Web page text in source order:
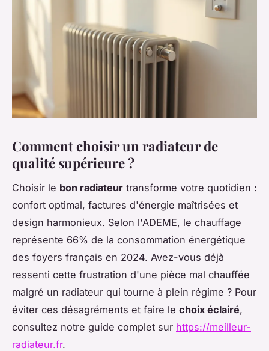
Comment choisir un radiateur de
qualité supérieure ?
Choisir le bon radiateur transforme votre quotidien :
confort optimal, factures d'énergie maîtrisées et
design harmonieux. Selon l'ADEME, le chauffage
représente 66% de la consommation énergétique
des foyers français en 2024. Avez-vous déjà
ressenti cette frustration d'une pièce mal chauffée
malgré un radiateur qui tourne à plein régime ? Pour
éviter ces désagréments et faire le choix éclairé,
consultez notre guide complet sur https://meilleur-
radiateur.fr.